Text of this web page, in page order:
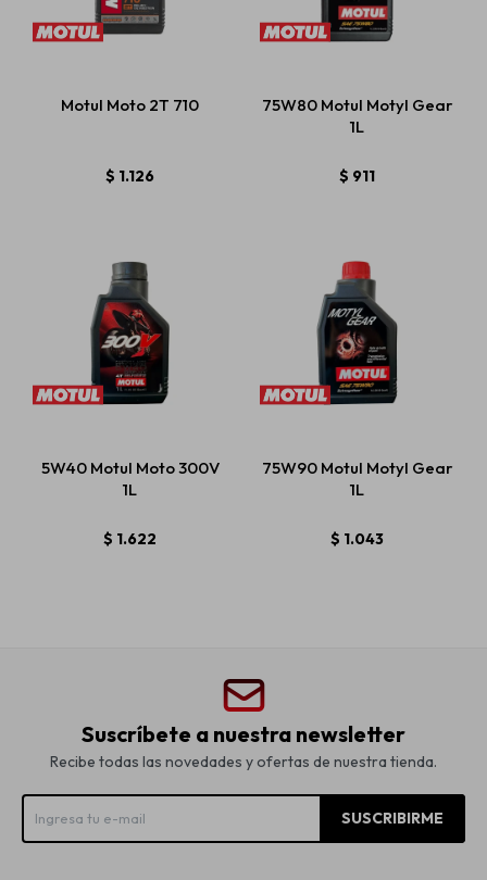
Motul Moto 2T 710
$ 1.126
75W80 Motul Motyl Gear
1L
$ 911
5W40 Motul Moto 300V
1L
$ 1.622
75W90 Motul Motyl Gear
1L
$ 1.043
Suscríbete a nuestra newsletter
Recibe todas las novedades y ofertas de nuestra tienda.
SUSCRIBIRME